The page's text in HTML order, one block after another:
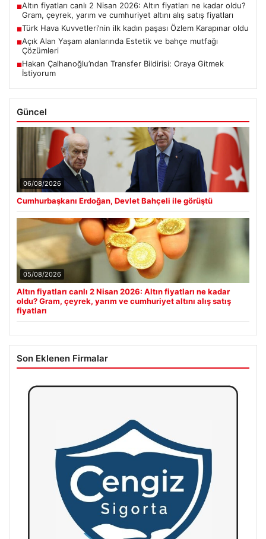
■Altın fiyatları canlı 2 Nisan 2026: Altın fiyatları ne kadar oldu?
Gram, çeyrek, yarım ve cumhuriyet altını alış satış fiyatları
■Türk Hava Kuvvetleri’nin ilk kadın paşası Özlem Karapınar oldu
■Açık Alan Yaşam alanlarında Estetik ve bahçe mutfağı
Çözümleri
■Hakan Çalhanoğlu’ndan Transfer Bildirisi: Oraya Gitmek
İstiyorum
Güncel
06/08/2026
Cumhurbaşkanı Erdoğan, Devlet Bahçeli ile görüştü
05/08/2026
Altın fiyatları canlı 2 Nisan 2026: Altın fiyatları ne kadar
oldu? Gram, çeyrek, yarım ve cumhuriyet altını alış satış
fiyatları
Son Eklenen Firmalar